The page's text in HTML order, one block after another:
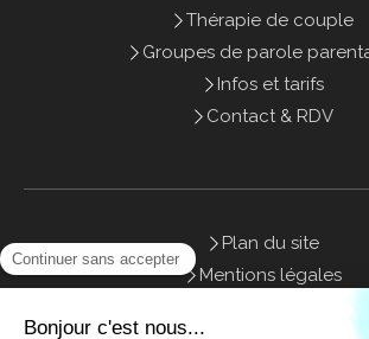
Thérapie de couple
Groupes de parole
Infos et tarifs
Contact & RDV
Plan du site
Mentions légales